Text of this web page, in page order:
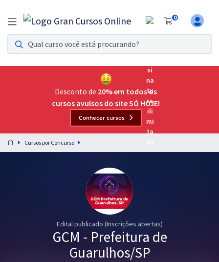
0
Assinatura Ilimitada 11
Acesso a todos os cursos. Teste grátis por 7 dias!
Assinatura OAB Até Passar
Acesso ilimitado a toda preparação para o Exame da
Preparação completa e intensiva para as principais
residências em saúde do Brasil
Desconto de 20% em todos os
cursos avulsos do site SÓ HOJE!
Conhecer cursos
Cursos por Concurso
Edital publicado (Inscrições abertas)
GCM - Prefeitura de
Guarulhos/SP